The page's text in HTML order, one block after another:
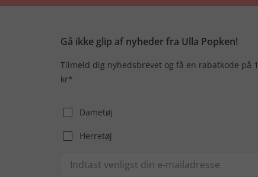
Gå ikke glip af nyheder fra Ulla Popken!
Tilmeld dig nyhedsbrevet og få en rabatkode på
kr*
Dametøj
Herretøj